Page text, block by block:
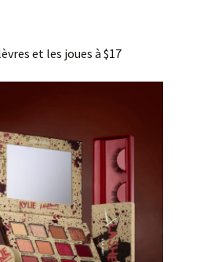
et les joues à $17